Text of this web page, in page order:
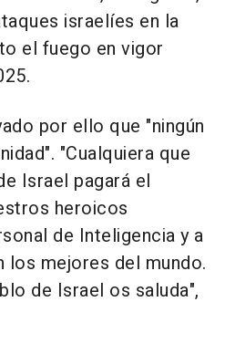
israelíes en la
el fuego en vigor
por ello que "ningún
"Cualquiera que
Israel pagará el
heroicos
de Inteligencia y a
los mejores del mundo.
de Israel os saluda",